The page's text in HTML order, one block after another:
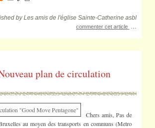
by Les amis de l'église Sainte-Catherine asbl
commenter cet article …
plan de circulation
Chers amis, Pas de
au moyen des transports en communs (Metro